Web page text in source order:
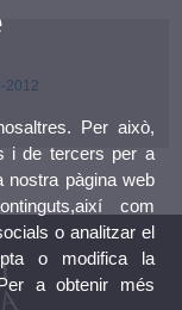
2012
Per això,
i de tercers per a
nostra pàgina web
com
o analitzar el
o modifica la
a obtenir més